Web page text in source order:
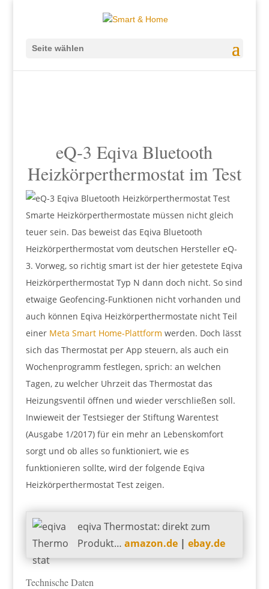
Seite wählen
eQ-3 Eqiva Bluetooth
Heizkörperthermostat im Test
Smarte Heizkörperthermostate müssen nicht gleich
teuer sein. Das beweist das Eqiva Bluetooth
Heizkörperthermostat vom deutschen Hersteller eQ-
3. Vorweg, so richtig smart ist der hier getestete Eqiva
Heizkörperthermostat Typ N dann doch nicht. So sind
etwaige Geofencing-Funktionen nicht vorhanden und
auch können Eqiva Heizkörperthermostate nicht Teil
einer Meta Smart Home-Plattform werden. Doch lässt
sich das Thermostat per App steuern, als auch ein
Wochenprogramm festlegen, sprich: an welchen
Tagen, zu welcher Uhrzeit das Thermostat das
Heizungsventil öffnen und wieder verschließen soll.
Inwieweit der Testsieger der Stiftung Warentest
(Ausgabe 1/2017) für ein mehr an Lebenskomfort
sorgt und ob alles so funktioniert, wie es
funktionieren sollte, wird der folgende Eqiva
Heizkörperthermostat Test zeigen.
eqiva Thermostat: direkt zum
Produkt… amazon.de| ebay.de
Technische Daten